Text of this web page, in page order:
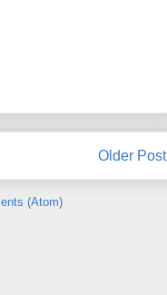
Older Post
(Atom)